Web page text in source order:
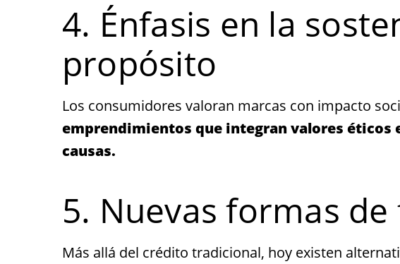
4. Énfasis en la
propósito
Los consumidores valoran marcas con impacto
emprendimientos que integran valores éticos
causas.
5. Nuevas formas
Más allá del crédito tradicional, hoy existen